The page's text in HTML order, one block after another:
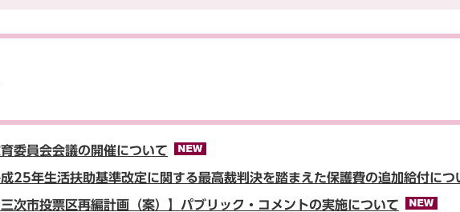
委員会会議の開催について
25年生活扶助基準改定に関する最高裁判決を踏まえた保護費の追加給付につ
三次市投票区再編計画（案）】パブリック・コメントの実施について